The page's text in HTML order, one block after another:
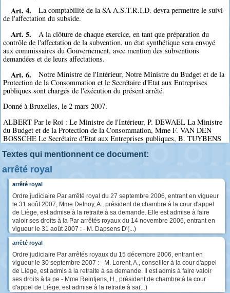
Art. 4.
La comptabilité de la SA A.S.T.R.I.D. devra permettre le suivi
de l'affectation du subside.
Art. 5.
A la clôture de chaque exercice, en tant que préparation du
contrôle de l'affectation de la subvention, un état synthétique sera envoyé
aux commissaires du Gouvernement, avec mention des subventions
demandées et de leurs affectations.
Art. 6.
Notre Ministre de l'Intérieur, Notre Ministre du Budget et de la
Protection de la Consommation et le Secrétaire d'Etat aux Entreprises
publiques sont chargés de l'exécution du présent arrêté.
Donné à Bruxelles, le 2 mars 2007.
ALBERT Par le Roi : Le Ministre de l'Intérieur, P. DEWAEL La Ministre
du Budget et de la Protection de la Consommation, Mme F. VAN DEN
BOSSCHE Le Secrétaire d'Etat aux Entreprises publiques, B. TUYBENS
Textes qui mentionnent ce document:
arrêté royal
arrêté royal
Ordre judiciaire Par arrêté royal du 27 septembre 2006, entrant en vigueur
le 31 août 2007, Mme Delnoy, A., président de chambre à la cour d'appel
de Liège, est admise à la retraite à sa demande. Elle est admise à faire
valoir ses droits à la Par arrêtés royaux du 14 novembre 2006, entrant en
vigueur le 31 août 2007 : - M. Dapsens D'(...)
arrêté royal
Ordre judiciaire Par arrêtés royaux du 15 décembre 2006, entrant en
vigueur le 30 septembre 2007 : - M. Lorent, A., conseiller à la cour d'appel
de Liège, est admis à la retraite à sa demande. Il est admis à faire valoir
ses droits à la pe - Mme Reintjens, H., président de chambre à la cour
d'appel de Liège, est admise à la retraite à sa(...)